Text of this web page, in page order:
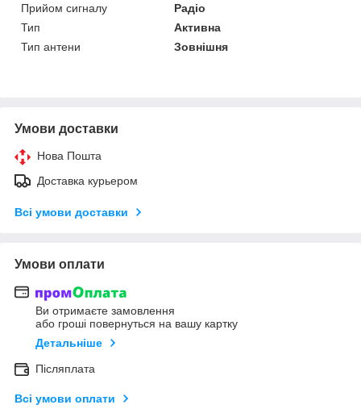
Прийом сигналу
Радіо
Тип
Активна
Тип антени
Зовнішня
Умови доставки
Нова Пошта
Доставка курьером
Всі умови доставки
Умови оплати
Ви отримаєте замовлення
або гроші повернуться на вашу картку
Детальніше
Післяплата
Всі умови оплати